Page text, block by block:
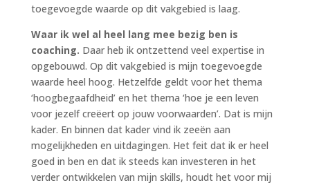
toegevoegde waarde op dit vakgebied is laag.
Waar ik wel al heel lang mee bezig ben is
coaching. Daar heb ik ontzettend veel expertise in
opgebouwd. Op dit vakgebied is mijn toegevoegde
waarde heel hoog. Hetzelfde geldt voor het thema
‘hoogbegaafdheid’ en het thema ‘hoe je een leven
voor jezelf creëert op jouw voorwaarden’. Dat is mijn
kader. En binnen dat kader vind ik zeeën aan
mogelijkheden en uitdagingen. Het feit dat ik er heel
goed in ben en dat ik steeds kan investeren in het
verder ontwikkelen van mijn skills, houdt het voor mij